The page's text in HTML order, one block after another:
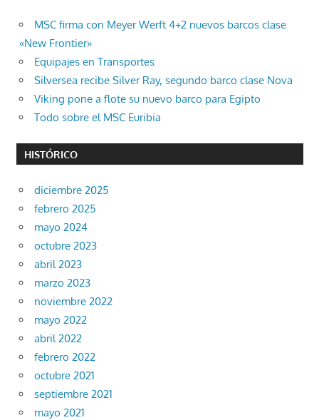
MSC firma con Meyer Werft 4+2 nuevos barcos clase
«New Frontier»
Equipajes en Transportes
Silversea recibe Silver Ray, segundo barco clase Nova
Viking pone a flote su nuevo barco para Egipto
Todo sobre el MSC Euribia
HISTÓRICO
diciembre 2025
febrero 2025
mayo 2024
octubre 2023
abril 2023
marzo 2023
noviembre 2022
mayo 2022
abril 2022
febrero 2022
octubre 2021
septiembre 2021
mayo 2021